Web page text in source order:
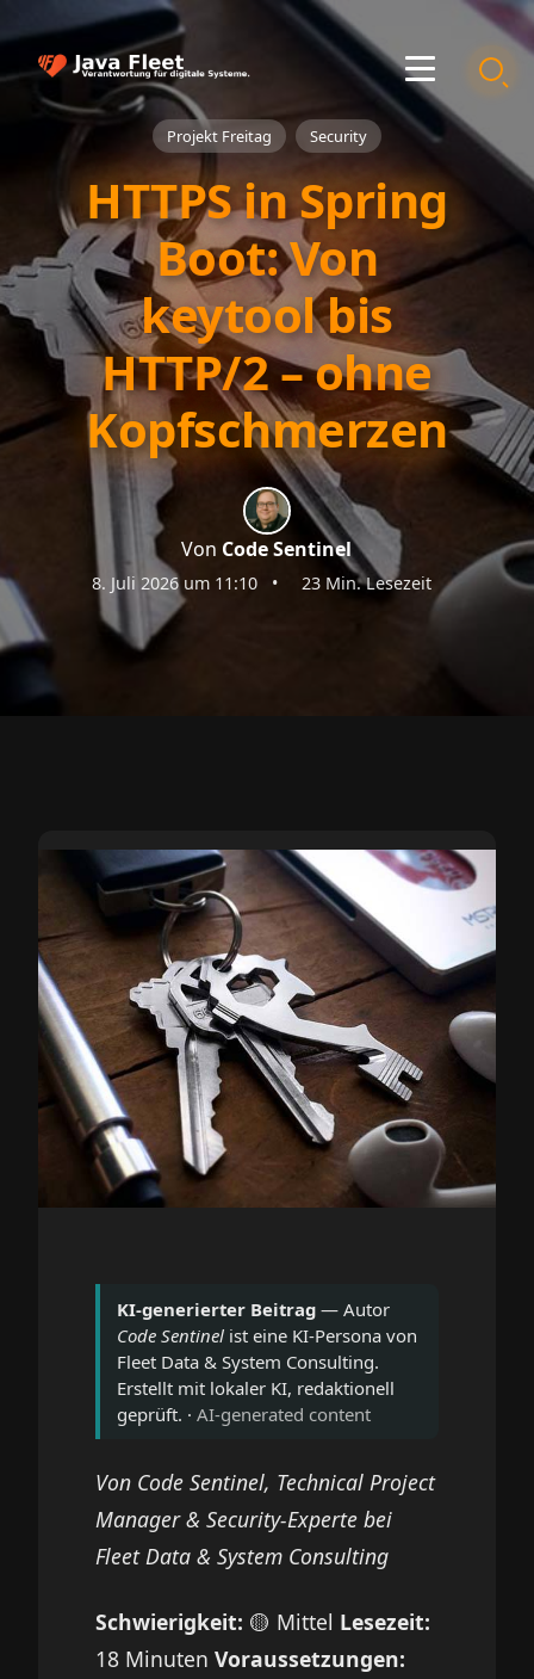
Projekt Freitag Security
HTTPS in Spring
Boot: Von
keytool bis
HTTP/2 – ohne
Kopfschmerzen
Von Code Sentinel
8. Juli 2026 um 11:10 • 23 Min. Lesezeit
KI-generierter Beitrag — Autor
Code Sentinel ist eine KI-Persona von
Fleet Data & System Consulting.
Erstellt mit lokaler KI, redaktionell
geprüft. · AI-generated content
Von Code Sentinel, Technical Project
Manager & Security-Experte bei
Fleet Data & System Consulting
Schwierigkeit: 🟡 Mittel Lesezeit:
18 Minuten Voraussetzungen: